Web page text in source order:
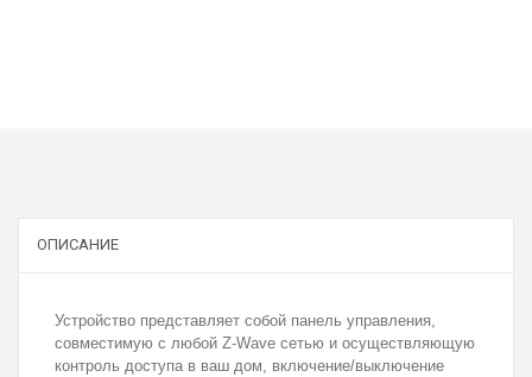
ОПИСАНИЕ
Устройство представляет собой панель управления,
совместимую с любой Z-Wave сетью и осуществляющую
контроль доступа в ваш дом, включение/выключение